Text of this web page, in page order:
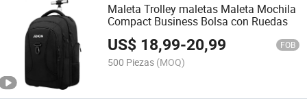
Maleta Trolley maletas Maleta Mochila
Compact Business Bolsa con Ruedas
US$ 18,99-20,99 FOB
500 Piezas (MOQ)